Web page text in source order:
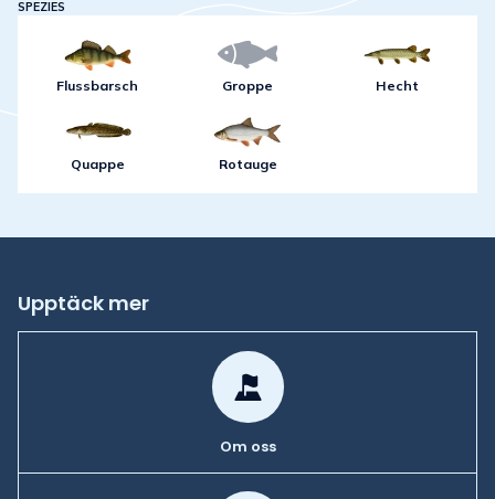
SPEZIES
Flussbarsch Groppe Hecht
Quappe Rotauge
Upptäck mer
Om oss